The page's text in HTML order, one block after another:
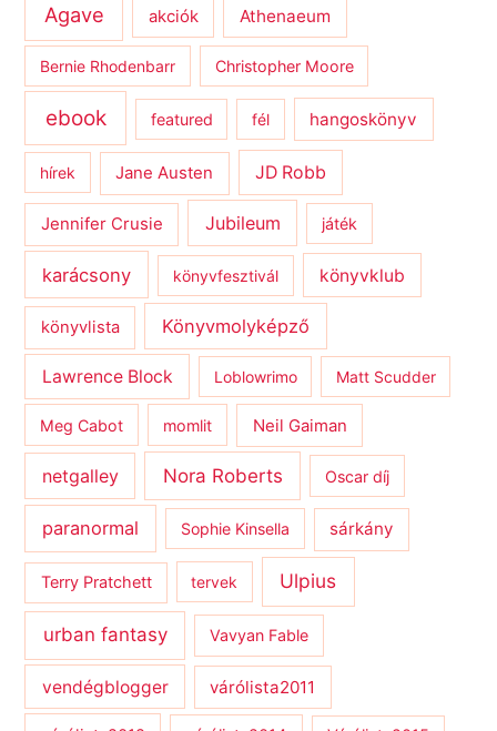
Agave akciók Athenaeum
Bernie Rhodenbarr Christopher Moore
ebook featured fél hangoskönyv
hírek Jane Austen JD Robb
Jennifer Crusie Jubileum játék
karácsony könyvfesztivál könyvklub
könyvlista Könyvmolyképző
Lawrence Block Loblowrimo Matt Scudder
Meg Cabot momlit Neil Gaiman
netgalley Nora Roberts Oscar díj
paranormal Sophie Kinsella sárkány
Terry Pratchett tervek Ulpius
urban fantasy Vavyan Fable
vendégblogger várólista2011